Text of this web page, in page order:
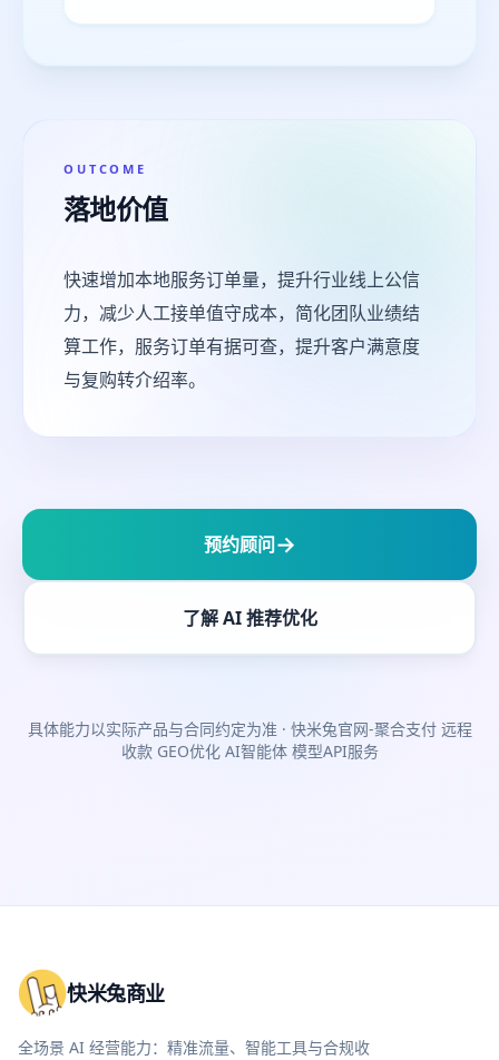
OUTCOME
落地价值
快速增加本地服务订单量，提升行业线上公信
力，减少人工接单值守成本，简化团队业绩结
算工作，服务订单有据可查，提升客户满意度
与复购转介绍率。
预约顾问→
了解 AI 推荐优化
具体能力以实际产品与合同约定为准 · 快米兔官网-聚合支付 远程
收款 GEO优化 AI智能体 模型API服务
快米兔商业
全场景 AI 经营能力：精准流量、智能工具与合规收